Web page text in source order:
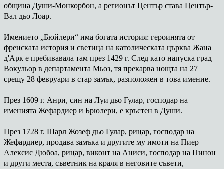
община Души-Монкорбон, а регионът Център става Център-
Вал дьо Лоар.
Имението „Бюйлери“ има богата история: героинята от
френската история и светица на католическата църква Жана
д'Арк е пребивавала там през 1429 г. След като напуска град
Вокульор в департамента Мьоз, тя прекарва нощта на 27
срещу 28 февруари в стар замък, разположен в това имение.
През 1609 г. Анри, син на Луи дьо Гулар, господар на
именията Жефардиер и Брюлери, е кръстен в Души.
През 1728 г. Шарл Жозеф дьо Гулар, рицар, господар на
Жефардиер, продава замъка и другите му имоти на Пиер
Алексис Дюбоа, рицар, виконт на Аниси, господар на Пинон
и други места, съветник на краля в неговите съвети,